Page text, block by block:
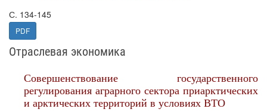
С. 134-145
PDF
Отраслевая экономика
Совершенствование государственного
регулирования аграрного сектора приарктических
и арктических территорий в условиях ВТО